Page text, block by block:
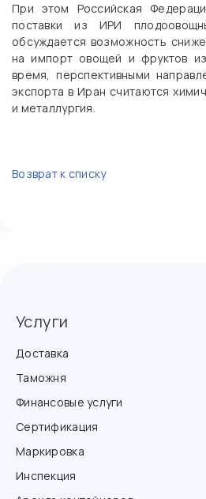
При этом Российская
поставки из ИРИ
обсуждается возможность
на импорт овощей и фруктов
время, перспективными
экспорта в Иран считаются
и металлургия.
Возврат к списку
Услуги
Доставка
Таможня
Финансовые услуги
Сертификация
Маркировка
Инспекция